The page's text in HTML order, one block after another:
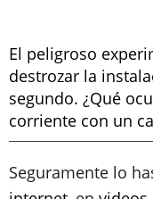
El peligroso
destrozar la
segundo. ¿Qué
corriente con un
Seguramente lo